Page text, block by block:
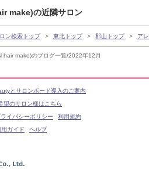
hair make)のブログ一覧/2022年12月
make)の近隣サロン
ン検索トップ 東北トップ 郡山トップ ア
とサロンボード導入のご案内
望のサロン様はこちら
ライバシーポリシー
利用規約
用ガイド
ヘルプ